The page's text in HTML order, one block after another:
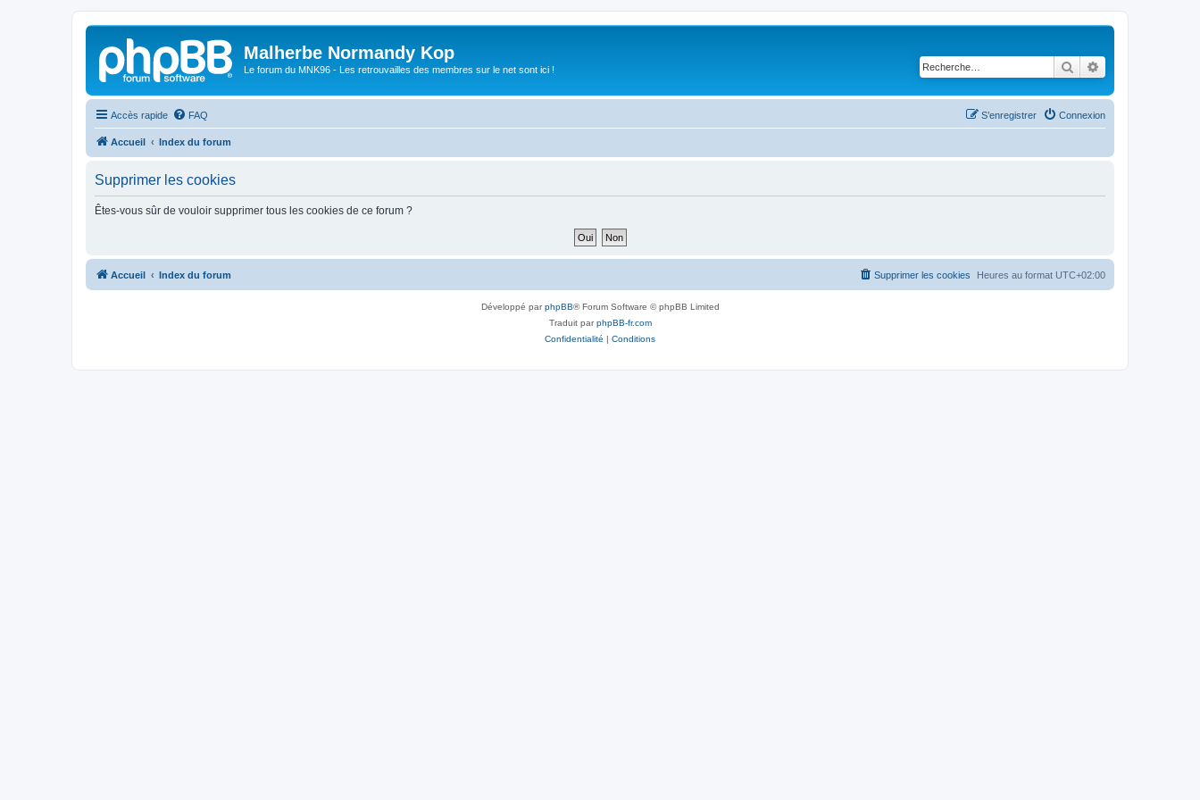
Malherbe Normandy Kop
Le forum du MNK96 - Les retrouvailles des membres sur le net sont ici ! Rechercher
Accès rapide FAQ Connexion
S’enregistrer
Accueil Index du forum
Supprimer les cookies
Êtes-vous sûr de vouloir supprimer tous les cookies de ce forum ?
Accueil Index du forum Heures au format UTC+02:00
Supprimer les cookies
Développé parphpBB® Forum Software © phpBB Limited
Traduit parphpBB-fr.com
Confidentialité | Conditions